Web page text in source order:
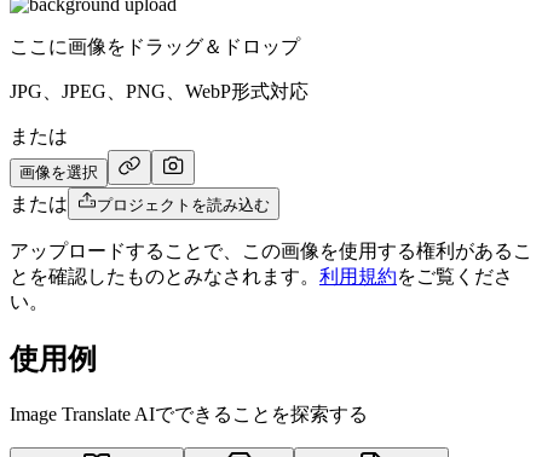
ここに画像をドラッグ＆ドロップ
JPG、JPEG、PNG、WebP形式対応
または
画像を選択
または プロジェクトを読み込む
アップロードすることで、この画像を使用する権利があるこ
とを確認したものとみなされます。 利用規約をご覧くださ
い。
使用例
Image Translate AIでできることを探索する